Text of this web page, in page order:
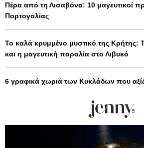
Πέρα από τη Λισαβόνα: 10 μαγευτικοί
Πορτογαλίας
Το καλά κρυμμένο μυστικό της Κρήτης:
και η μαγευτική παραλία στο Λιβυκό
6 γραφικά χωριά των Κυκλάδων που